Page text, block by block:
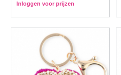
Inloggen voor prijzen